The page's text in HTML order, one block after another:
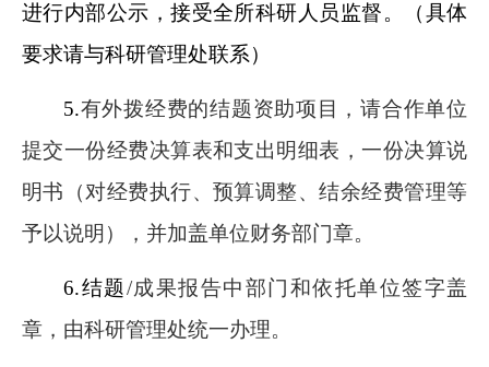
进行内部公示，接受全所科研人员监督。（具体
要求请与科研管理处联系）
5.有外拨经费的结题资助项目，请合作单位
提交一份经费决算表和支出明细表，一份决算说
明书（对经费执行、预算调整、结余经费管理等
予以说明），并加盖单位财务部门章。
6.结题/成果报告中部门和依托单位签字盖
章，由科研管理处统一办理。